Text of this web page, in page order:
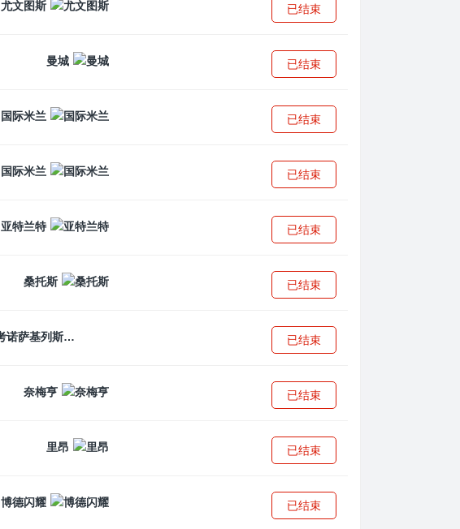
尤文图斯 已结束
曼城 已结束
国际米兰 已结束
国际米兰 已结束
亚特兰特 已结束
桑托斯 已结束
考诺萨基列斯 已结束
奈梅亨 已结束
里昂 已结束
博德闪耀 已结束